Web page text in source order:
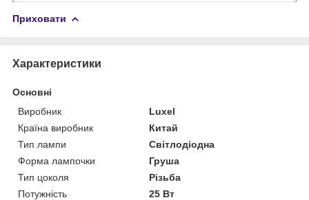
Приховати
Характеристики
Основні
Виробник
Luxel
Країна виробник
Китай
Тип лампи
Світлодіодна
Форма лампочки
Груша
Тип цоколя
Різьба
Потужність
25 Вт